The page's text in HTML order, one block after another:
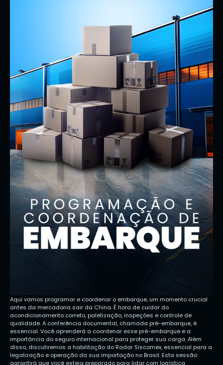
Aqui vamos programar e coordenar o embarque, um momento crucial
antes da mercadoria sair da China. É hora de cuidar do
acondicionamento correto, paletização, inspeções e controle de
qualidade. A conferência documental, chamada pré-embarque, é
essencial. Você aprenderá a coordenar esse pré-embarque e a
importância do seguro internacional para proteger sua carga. Além
disso, discutiremos a habilitação do Radar Siscomex, essencial para a
legalização e operação da sua importação no Brasil. Esta sessão
garantirá que você esteja preparado para lidar com logística